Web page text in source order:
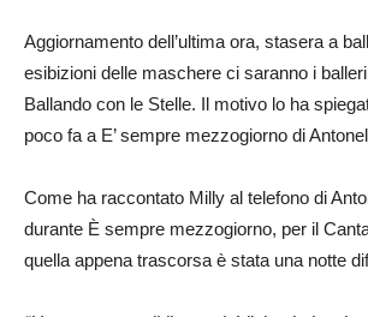
Aggiornamento dell’ultima ora, stasera a
esibizioni delle maschere ci saranno i
Ballando con le Stelle. Il motivo lo ha
poco fa a E’ sempre mezzogiorno di
Come ha raccontato Milly al telefono di
durante È sempre mezzogiorno, per il
quella appena trascorsa è stata una notte